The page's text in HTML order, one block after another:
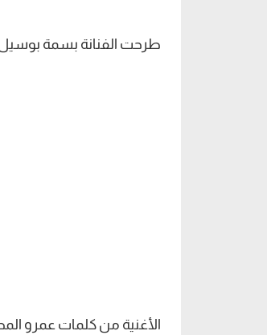
طرحت الفنانة بسمة بوسيل
الأغنية من كلمات عمرو